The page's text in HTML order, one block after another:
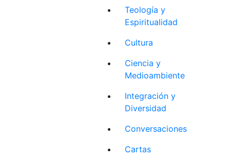
Teología y
Espiritualidad
Cultura
Ciencia y
Medioambiente
Integración y
Diversidad
Conversaciones
Cartas